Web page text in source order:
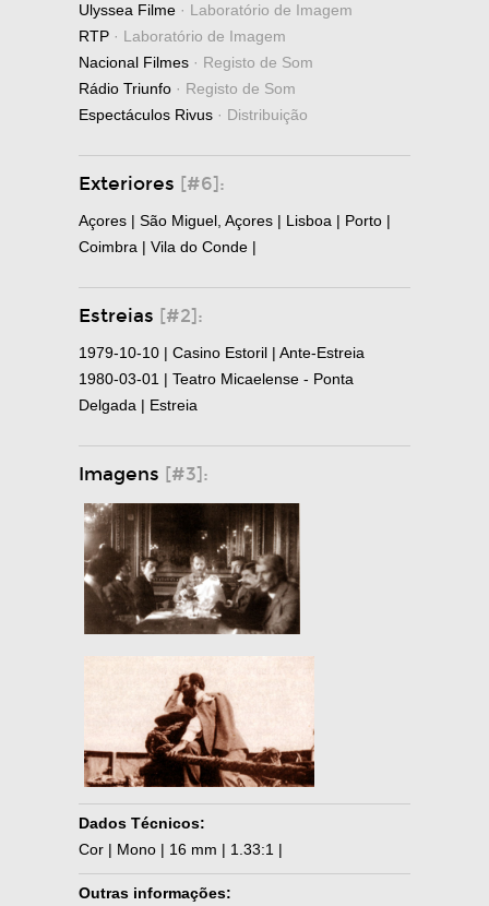
Ulyssea Filme · Laboratório de Imagem
RTP · Laboratório de Imagem
Nacional Filmes · Registo de Som
Rádio Triunfo · Registo de Som
Espectáculos Rivus · Distribuição
Exteriores [#6]:
Açores | São Miguel, Açores | Lisboa | Porto |
Coimbra | Vila do Conde |
Estreias [#2]:
1979-10-10 | Casino Estoril | Ante-Estreia
1980-03-01 | Teatro Micaelense - Ponta
Delgada | Estreia
Imagens [#3]:
Dados Técnicos:
Cor | Mono | 16 mm | 1.33:1 |
Outras informações: